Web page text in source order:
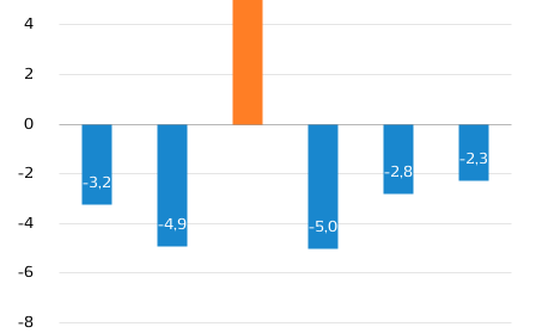
-3,2
-4,9 -5,0
-2,8
-2,3
-8
-6
-4
-2
0
2
4